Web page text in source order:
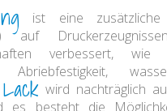
ist eine zusätzliche
auf
verbessert, wie
Abriebfestigkeit,
Lack wird nachträglich
es besteht die